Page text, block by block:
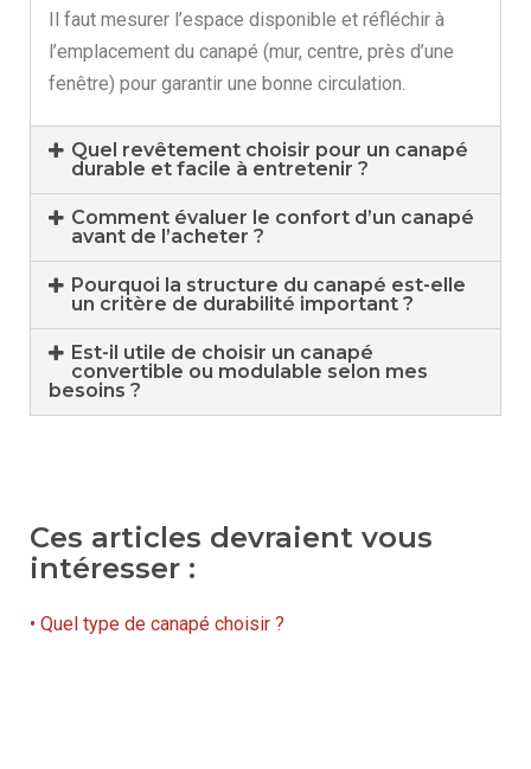
Il faut mesurer l’espace disponible et réfléchir à
l’emplacement du canapé (mur, centre, près d’une
fenêtre) pour garantir une bonne circulation.
Quel revêtement choisir pour un canapé
durable et facile à entretenir ?
Comment évaluer le confort d’un canapé
avant de l’acheter ?
Pourquoi la structure du canapé est-elle
un critère de durabilité important ?
Est-il utile de choisir un canapé
convertible ou modulable selon mes
besoins ?
Ces articles devraient vous
intéresser :
• Quel type de canapé choisir ?